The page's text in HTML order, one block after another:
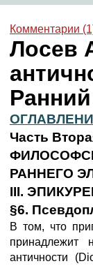
Комментарии
Лосев
Часть
РАННЕГО
III.
§6.
В том, что
принадлежит
античности